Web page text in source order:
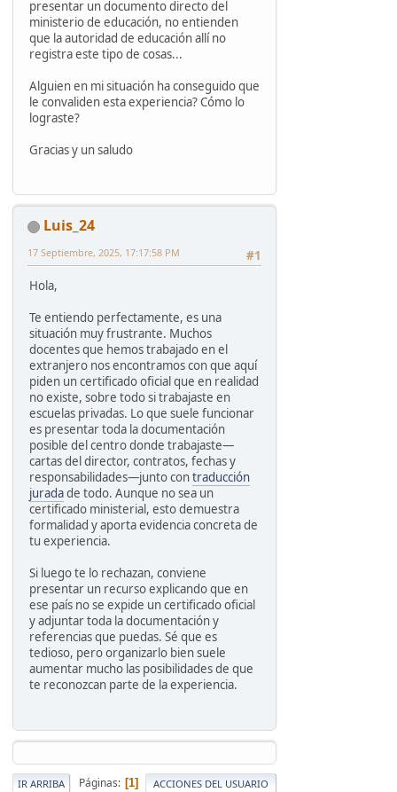
presentar un documento directo del
ministerio de educación, no entienden
que la autoridad de educación allí no
registra este tipo de cosas...
Alguien en mi situación ha conseguido que
le convaliden esta experiencia? Cómo lo
lograste?
Gracias y un saludo
Luis_24
#1
17 Septiembre, 2025, 17:17:58 PM
Hola,
Te entiendo perfectamente, es una
situación muy frustrante. Muchos
docentes que hemos trabajado en el
extranjero nos encontramos con que aquí
piden un certificado oficial que en realidad
no existe, sobre todo si trabajaste en
escuelas privadas. Lo que suele funcionar
es presentar toda la documentación
posible del centro donde trabajaste—
cartas del director, contratos, fechas y
responsabilidades—junto contraducción
juradade todo. Aunque no sea un
certificado ministerial, esto demuestra
formalidad y aporta evidencia concreta de
tu experiencia.
Si luego te lo rechazan, conviene
presentar un recurso explicando que en
ese país no se expide un certificado oficial
y adjuntar toda la documentación y
referencias que puedas. Sé que es
tedioso, pero organizarlo bien suele
aumentar mucho las posibilidades de que
te reconozcan parte de la experiencia.
IR ARRIBA Páginas 1 ACCIONES DEL USUARIO